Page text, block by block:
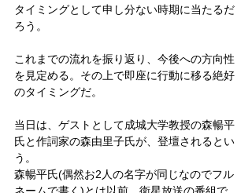
タイミングとして申し分ない時期に当たるだ
ろう。
これまでの流れを振り返り、今後への方向性
を見定める。その上で即座に行動に移る絶好
のタイミングだ。
当日は、ゲストとして成城大学教授の森暢平
氏と作詞家の森由里子氏が、登壇されるとい
う。
森暢平氏(偶然お2人の名字が同じなのでフル
ネームで書く)とは以前、衛星放送の番組で